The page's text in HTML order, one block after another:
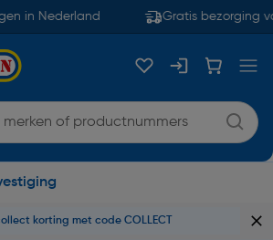
in Nederland Gratis bezorging
korting met code COLLECT